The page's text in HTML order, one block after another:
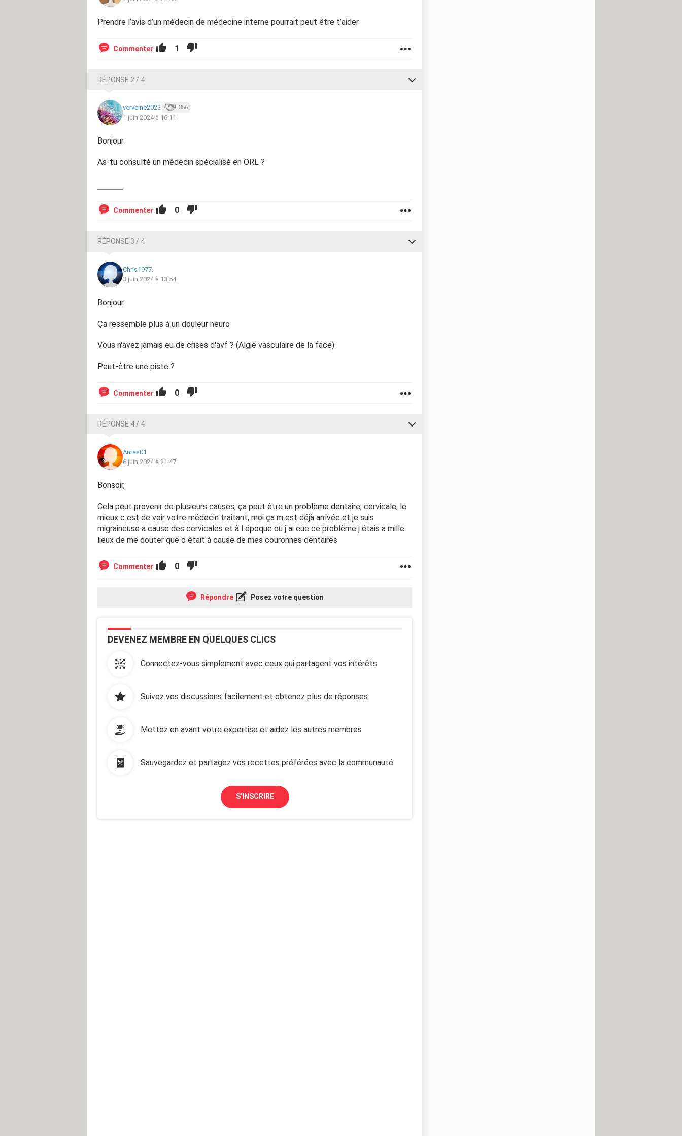
Prendre l’avis d’un médecin de médecine interne pourrait peut être t’aider
Commenter 1
RÉPONSE 2 / 4
verveine2023 356
1 juin 2024 à 16:11
Bonjour
As-tu consulté un médecin spécialisé en ORL ?
Commenter 0
RÉPONSE 3 / 4
Chris1977.
3 juin 2024 à 13:54
Bonjour
Ça ressemble plus à un douleur neuro
Vous n'avez jamais eu de crises d'avf ? (Algie vasculaire de la face)
Peut-être une piste ?
Commenter 0
RÉPONSE 4 / 4
Antas01
6 juin 2024 à 21:47
Bonsoir,
Cela peut provenir de plusieurs causes, ça peut être un problème dentaire, cervicale, le
mieux c est de voir votre médecin traitant, moi ça m est déjà arrivée et je suis
migraineuse a cause des cervicales et à l époque ou j ai eue ce problème j étais a mille
lieux de me douter que c était à cause de mes couronnes dentaires
Commenter 0
Répondre Posez votre question
DEVENEZ MEMBRE EN QUELQUES CLICS
Connectez-vous simplement avec ceux qui partagent vos intérêts
Suivez vos discussions facilement et obtenez plus de réponses
Mettez en avant votre expertise et aidez les autres membres
Sauvegardez et partagez vos recettes préférées avec la communauté
S'INSCRIRE